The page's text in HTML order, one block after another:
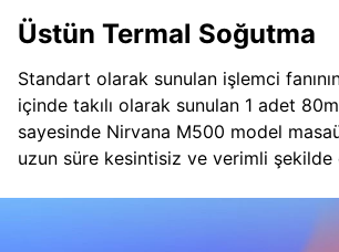
Üstün Termal Soğutma
Standart olarak sunulan işlemci
içinde takılı olarak sunulan 1 adet
sayesinde Nirvana M500 model
uzun süre kesintisiz ve verimli şekilde